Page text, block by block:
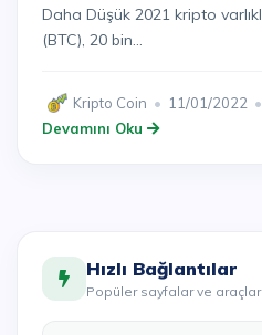
Daha Düşük 2021 kripto varlıkları için iyi bir yıldı. Bitcoin
(BTC), 20 bin...
Kripto Coin 11/01/2022
Devamını Oku
Hızlı Bağlantılar
Popüler sayfalar ve araçlar